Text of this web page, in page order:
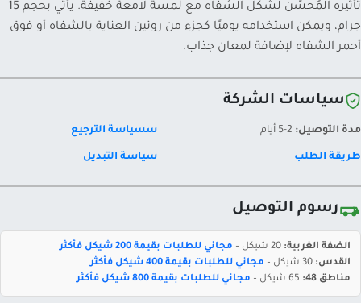
تأثيره المُحسّن لشكل الشفاه مع لمسة لامعة خفيفة. يأتي بحجم 15
جرام، ويمكن استخدامه يوميًا كجزء من روتين العناية بالشفاه أو فوق
أحمر الشفاه لإضافة لمعان جذاب.
سياسات الشركة
مدة التوصيل: سسياسة الترجيع
طريقة الطلب سياسة التبديل
رسوم التوصيل
الضفة الغربية:
مجاني للطلبات بقيمة 200 شيكل فأكثر
القدس:
مجاني للطلبات بقيمة 400 شيكل فأكثر
مناطق 48:
مجاني للطلبات بقيمة 800 شيكل فأكثر